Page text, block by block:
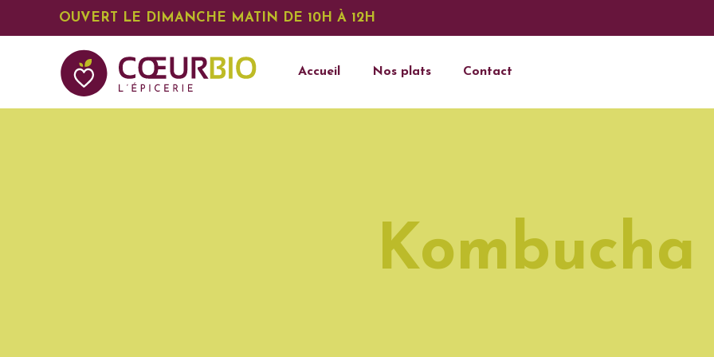
OUVERT LE DIMANCHE MATIN DE 10H À 12H
Accueil Nos plats Contact
Kombucha